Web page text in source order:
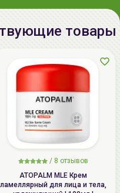
пилинг-геля на
отAYOUME.
товары
/ 8 отзывов
ATOPALM MLE Крем
ламеллярный для лица и тела,